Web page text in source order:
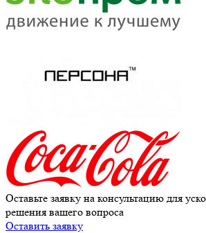
Оставьте заявку на консультацию для
решения вашего вопроса
Оставить заявку